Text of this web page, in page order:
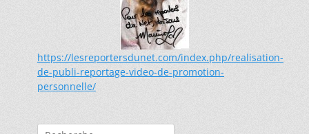
https://lesreportersdunet.com/index.php/realisation-
de-publi-reportage-video-de-promotion-
personnelle/
Rechercher :